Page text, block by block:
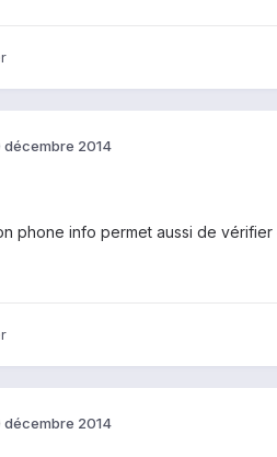
décembre 2014
phone info permet aussi de
décembre 2014